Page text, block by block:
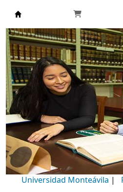
Biblioteca Universidad
Universidad Monteávila |